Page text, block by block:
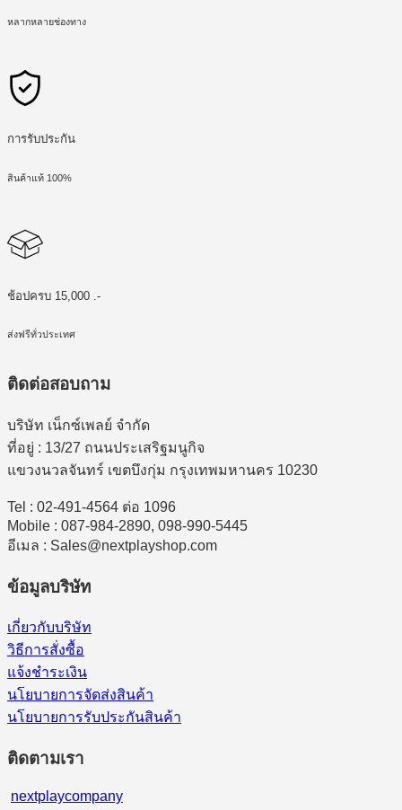
หลากหลายช่องทาง
การรับประกัน
สินค้าแท้ 100%
ช้อปครบ 15,000 .-
ส่งฟรีทั่วประเทศ
ติดต่อสอบถาม
บริษัท เน็กซ์เพลย์ จำกัด
ที่อยู่ : 13/27 ถนนประเสริฐมนูกิจ
แขวงนวลจันทร์ เขตบึงกุ่ม กรุงเทพมหานคร 10230
Tel : 02-491-4564 ต่อ 1096
Mobile : 087-984-2890, 098-990-5445
อีเมล : Sales@nextplayshop.com
ข้อมูลบริษัท
เกี่ยวกับบริษัท
วิธีการสั่งซื้อ
แจ้งชำระเงิน
นโยบายการจัดส่งสินค้า
นโยบายการรับประกันสินค้า
ติดตามเรา
nextplaycompany